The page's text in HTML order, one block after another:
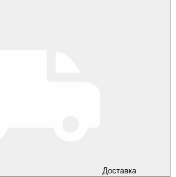
Доставка